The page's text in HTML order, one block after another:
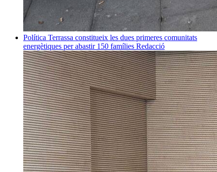
Política Terrassa constitueix les dues primeres comunitats
energètiques per abastir 150 famílies Redacció